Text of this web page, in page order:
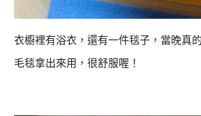
衣櫥裡有浴衣，還有一件毯子，當晚真
毛毯拿出來用，很舒服喔！